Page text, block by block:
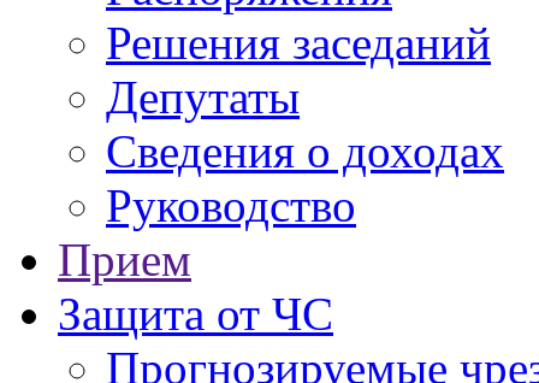
Решения заседаний
Депутаты
Сведения о доходах
Руководство
Прием
Защита от ЧС
Прогнозируемые